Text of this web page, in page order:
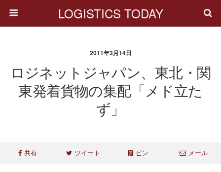
LOGISTICS TODAY
2011年3月14日
ロジネットジャパン、東北・関
東発着貨物の集配「メド立た
ず」
共有 ツイート ピン メール